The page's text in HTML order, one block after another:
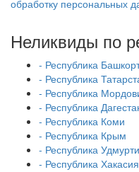
обработку персональных
Неликвиды по
- Республика
- Республика
- Республика
- Республика
- Республика Коми
- Республика Крым
- Республика
- Республика Хакасия